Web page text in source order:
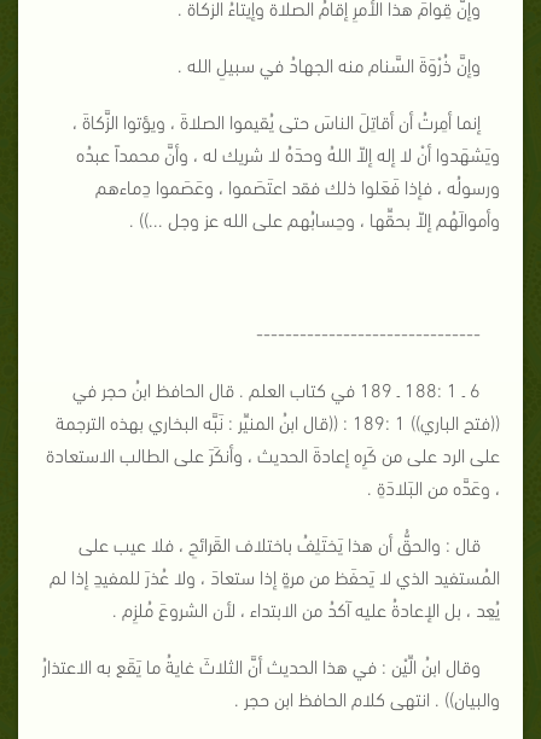
وإنَّ قِوامَ هذا الأمرِ إقامُ الصلاة وإيتاءُ الزكاة .
وإنَّ ذُرْوَةَ السَّنام منه الجهادُ في سبيلِ الله .
إنما أمِرتُ أن أقاتِلَ الناسَ حتى يُقيموا الصلاةَ ، ويؤتوا الزَّكاةَ ،
ويَشهَدوا أنْ لا إله إلاّ اللهُ وحدَهُ لا شريك له ، وأنَّ محمداً عبدُه
ورسولُه ، فإذا فَعَلوا ذلك فقد اعتَصَموا ، وعَصَموا دِماءهم
وأموالَهُم إلاّ بحقِّها ، وحِسابُهم على الله عز وجل ...)) .
-------------------------------
6 ـ 1 :188 ـ 189 في كتاب العلم . قال الحافظ ابنُ حجر في
((فتح الباري)) 1 :189 : ((قال ابنُ المنيِّر : نَبَّه البخاري بهذه الترجمة
على الرد على من كَرِه إعادةَ الحديث ، وأنكَرَ على الطالب الاستعادة
، وعَدَّه من البَلادَةِ .
قال : والحقُّ أن هذا يَختَلِفُ باختلاف القَرائحِ ، فلا عيب على
المُستفيد الذي لا يَحفَظ من مرةٍ إذا ستعادَ ، ولا عُذرَ للمفيدِ إذا لم
يُعِد ، بل الإعادةُ عليه آكدُ من الابتداء ، لأن الشروعَ مُلزِم .
وقال ابنُ الِّيْن : في هذا الحديث أنَّ الثلاثَ غايةُ ما يَقَع به الاعتذارُ
والبيان)) . انتهى كلام الحافظ ابن حجر .